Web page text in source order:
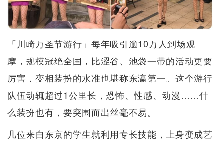
「川崎万圣节游行」每年吸引逾10万人到场观
摩，规模冠绝全国，比涩谷、池袋一带的活动更要
厉害，变相装扮的水准也堪称东瀛第一。这个游行
队伍动辄超过1公里长，恐怖、性感、动漫……什
么装扮也有，要突围而出丝毫不易。
几位来自东京的学生就利用专长技能，上身变成艺